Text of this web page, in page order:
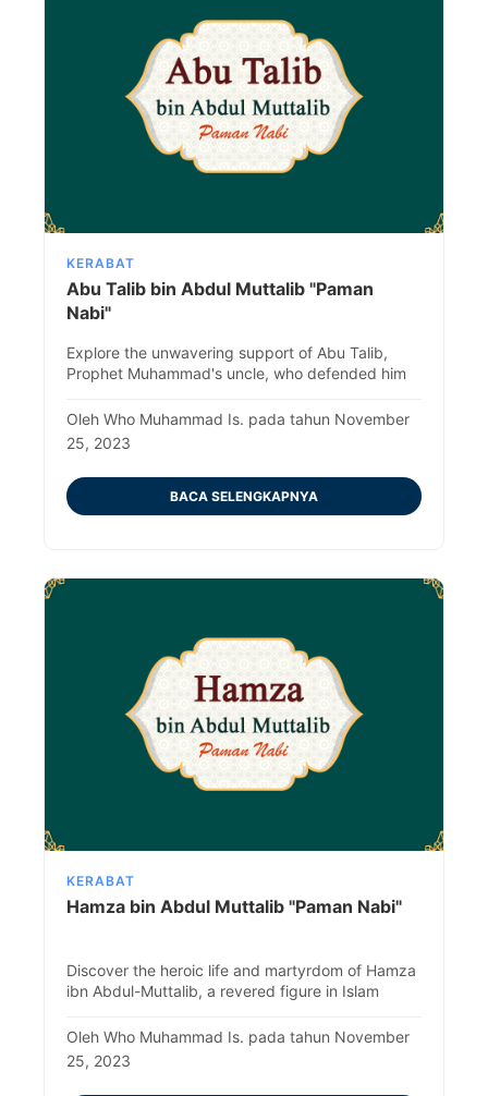
KERABAT
Abu Talib bin Abdul Muttalib "Paman
Nabi"
Explore the unwavering support of Abu Talib,
Prophet Muhammad's uncle, who defended him
his impact and legacy.
Oleh Who Muhammad Is. pada tahun November
25, 2023
BACA SELENGKAPNYA
KERABAT
Hamza bin Abdul Muttalib "Paman Nabi"
Discover the heroic life and martyrdom of Hamza
ibn Abdul-Muttalib, a revered figure in Islam
Oleh Who Muhammad Is. pada tahun November
25, 2023